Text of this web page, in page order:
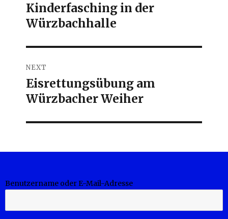
Previous
post:
Kinderfasching in der
Würzbachhalle
NEXT
Next
post:
Eisrettungsübung am
Würzbacher Weiher
Benutzername oder E-Mail-Adresse